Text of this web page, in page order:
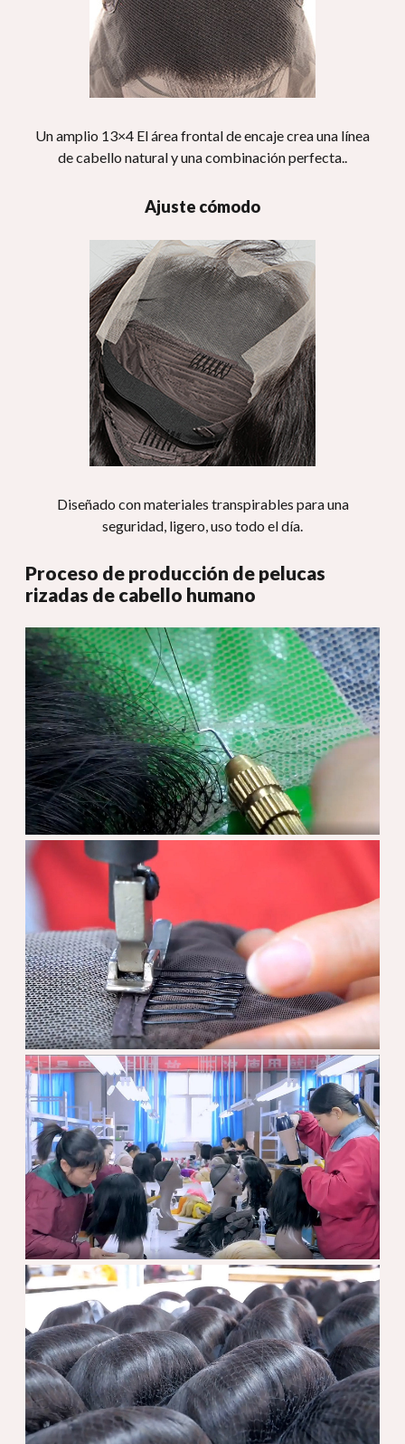
Un amplio 13×4 El área frontal de encaje crea una línea
de cabello natural y una combinación perfecta..
Ajuste cómodo
Diseñado con materiales transpirables para una
seguridad, ligero, uso todo el día.
Proceso de producción de pelucas
rizadas de cabello humano